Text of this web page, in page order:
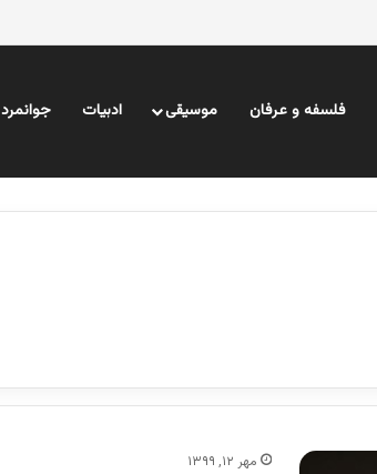
فلسفه و عرفان موسیقی ادبیات جوانمرد
مهر ۱۲, ۱۳۹۹